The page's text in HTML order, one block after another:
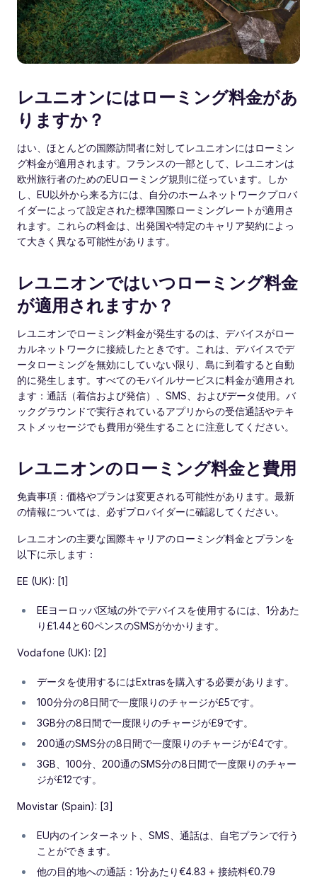
レユニオンにはローミング料金があ
りますか？
はい、ほとんどの国際訪問者に対してレユニオンにはローミン
グ料金が適用されます。フランスの一部として、レユニオンは
欧州旅行者のためのEUローミング規則に従っています。しか
し、EU以外から来る方には、自分のホームネットワークプロバ
イダーによって設定された標準国際ローミングレートが適用さ
れます。これらの料金は、出発国や特定のキャリア契約によっ
て大きく異なる可能性があります。
レユニオンではいつローミング料金
が適用されますか？
レユニオンでローミング料金が発生するのは、デバイスがロー
カルネットワークに接続したときです。これは、デバイスでデ
ータローミングを無効にしていない限り、島に到着すると自動
的に発生します。すべてのモバイルサービスに料金が適用され
ます：通話（着信および発信）、SMS、およびデータ使用。バ
ックグラウンドで実行されているアプリからの受信通話やテキ
ストメッセージでも費用が発生することに注意してください。
レユニオンのローミング料金と費用
免責事項：価格やプランは変更される可能性があります。最新
の情報については、必ずプロバイダーに確認してください。
レユニオンの主要な国際キャリアのローミング料金とプランを
以下に示します：
EE (UK): [1]
EEヨーロッパ区域の外でデバイスを使用するには、1分あた
り£1.44と60ペンスのSMSがかかります。
Vodafone (UK): [2]
データを使用するにはExtrasを購入する必要があります。
100分分の8日間で一度限りのチャージが£5です。
3GB分の8日間で一度限りのチャージが£9です。
200通のSMS分の8日間で一度限りのチャージが£4です。
3GB、100分、200通のSMS分の8日間で一度限りのチャー
ジが£12です。
Movistar (Spain): [3]
EU内のインターネット、SMS、通話は、自宅プランで行う
ことができます。
他の目的地への通話：1分あたり€4.83 + 接続料€0.79